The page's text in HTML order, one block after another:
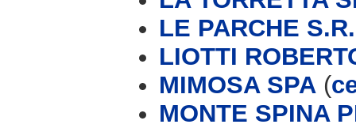
LE PARCHE
LIOTTI
MIMOSA SPA (
MONTE SPINA